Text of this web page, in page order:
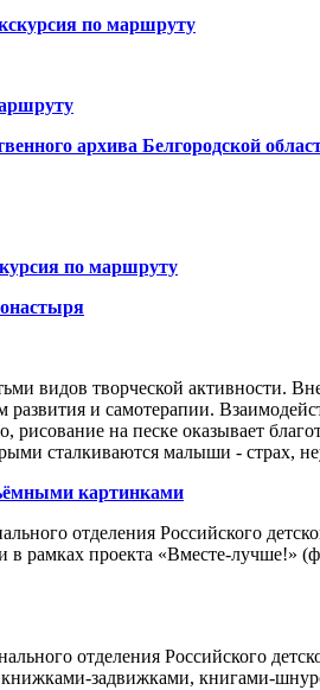
по маршруту
архива Белгородской
по маршруту
видов творческой активности.
и самотерапии.
на песке оказывает
сталкиваются малыши - страх,
картинками
отделения Российского
рамках проекта «Вместе-лучше!»
отделения Российского
задвижками, книгами-